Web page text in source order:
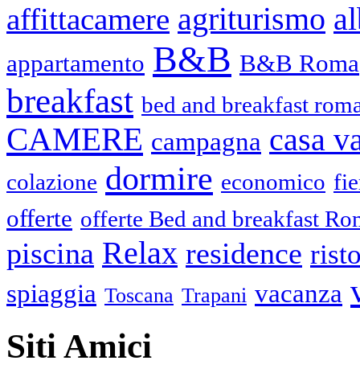
affittacamere agriturismo
appartamento B&B B&B Roma
breakfast bed and breakfast
CAMERE campagna casa
colazione dormire economico
offerte offerte Bed and breakfast
piscina Relax residence
spiaggia Toscana Trapani vacanza
Siti Amici